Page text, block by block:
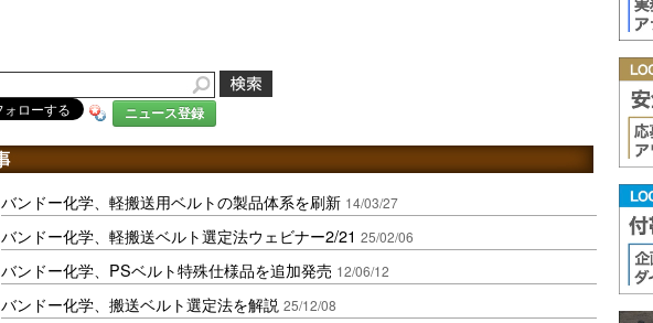
ニュース登録
バンドー化学、軽搬送用ベルトの製品体系を刷新 14/03/27
バンドー化学、軽搬送ベルト選定法ウェビナー2/21 25/02/06
バンドー化学、PSベルト特殊仕様品を追加発売 12/06/12
バンドー化学、搬送ベルト選定法を解説 25/12/08